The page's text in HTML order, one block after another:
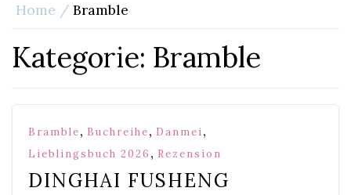
Home Bramble
Kategorie: Bramble
Bramble, Buchreihe, Danmei,
Lieblingsbuch 2026 , Rezension
DINGHAI FUSHENG